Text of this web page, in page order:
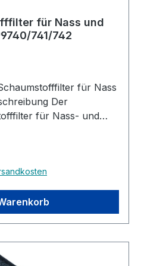
für Nass und
741/742
für Nass
Der
für Nass- und
von Wasser,
Schmutz und sorgt
Filterung.
des Saugers effektiv
möglichen Schäden
gelangen
störungsfreien und